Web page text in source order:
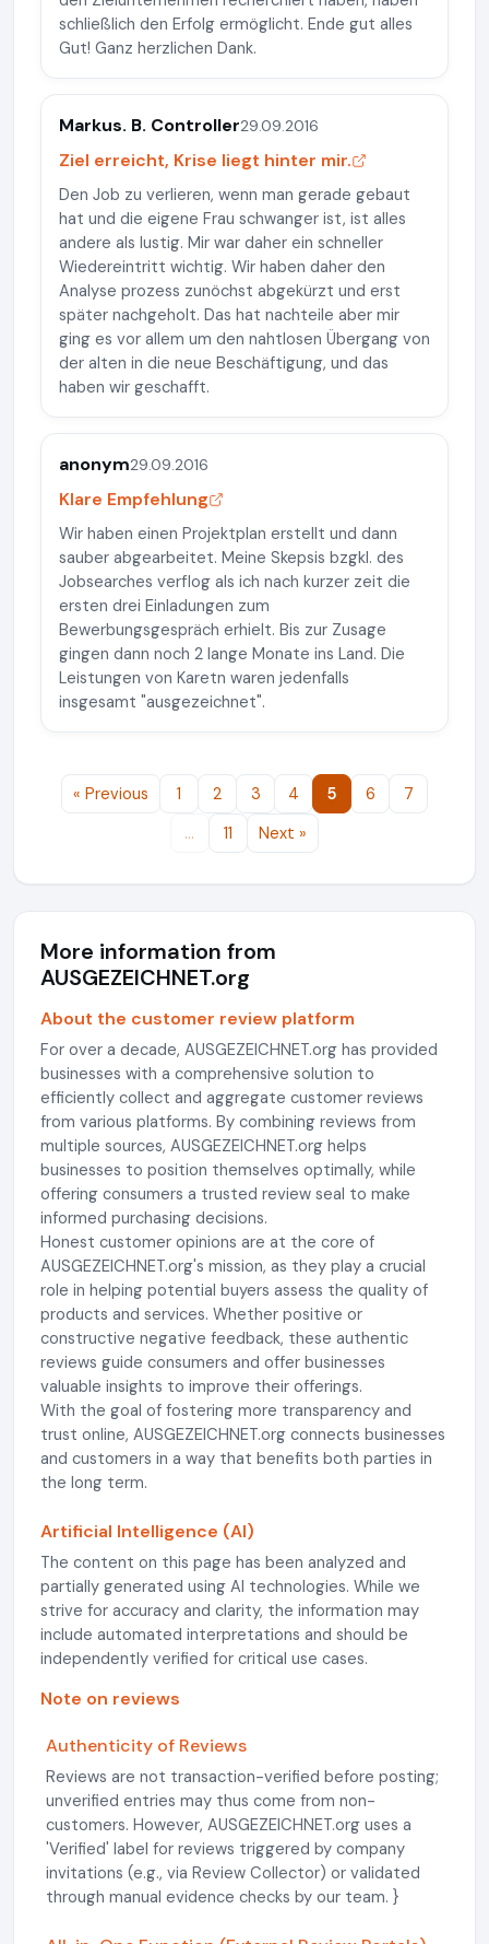
schließlich den Erfolg ermöglicht. Ende gut alles
Gut! Ganz herzlichen Dank.
Markus. B. Controller29.09.2016
Ziel erreicht, Krise liegt hinter mir.
Den Job zu verlieren, wenn man gerade gebaut
hat und die eigene Frau schwanger ist, ist alles
andere als lustig. Mir war daher ein schneller
Wiedereintritt wichtig. Wir haben daher den
Analyse prozess zunöchst abgekürzt und erst
später nachgeholt. Das hat nachteile aber mir
ging es vor allem um den nahtlosen Übergang von
der alten in die neue Beschäftigung, und das
haben wir geschafft.
anonym29.09.2016
Klare Empfehlung
Wir haben einen Projektplan erstellt und dann
sauber abgearbeitet. Meine Skepsis bzgkl. des
Jobsearches verflog als ich nach kurzer zeit die
ersten drei Einladungen zum
Bewerbungsgespräch erhielt. Bis zur Zusage
gingen dann noch 2 lange Monate ins Land. Die
Leistungen von Karetn waren jedenfalls
insgesamt "ausgezeichnet".
« Previous 1 2 3 4 5 6
7
…
11 Next »
More information from
AUSGEZEICHNET.org
About the customer review platform
For over a decade, AUSGEZEICHNET.org has provided
businesses with a comprehensive solution to
efficiently collect and aggregate customer reviews
from various platforms. By combining reviews from
multiple sources, AUSGEZEICHNET.org helps
businesses to position themselves optimally, while
offering consumers a trusted review seal to make
informed purchasing decisions.
Honest customer opinions are at the core of
AUSGEZEICHNET.org's mission, as they play a crucial
role in helping potential buyers assess the quality of
products and services. Whether positive or
constructive negative feedback, these authentic
reviews guide consumers and offer businesses
valuable insights to improve their offerings.
With the goal of fostering more transparency and
trust online, AUSGEZEICHNET.org connects businesses
and customers in a way that benefits both parties in
the long term.
Artificial Intelligence (AI)
The content on this page has been analyzed and
partially generated using AI technologies. While we
strive for accuracy and clarity, the information may
include automated interpretations and should be
independently verified for critical use cases.
Note on reviews
Authenticity of Reviews
Reviews are not transaction-verified before posting;
unverified entries may thus come from non-
customers. However, AUSGEZEICHNET.org uses a
'Verified' label for reviews triggered by company
invitations (e.g., via Review Collector) or validated
through manual evidence checks by our team. }